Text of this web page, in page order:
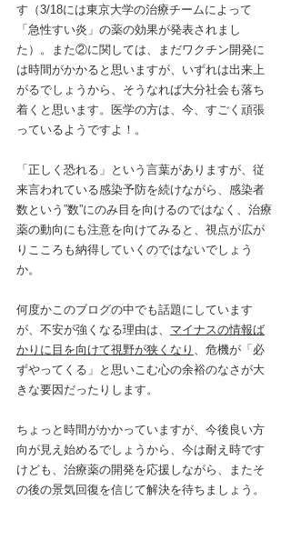
す（3/18には東京大学の治療チームによって
「急性すい炎」の薬の効果が発表されまし
た）。また②に関しては、まだワクチン開発に
は時間がかかると思いますが、いずれは出来上
がるでしょうから、そうなれば大分社会も落ち
着くと思います。医学の方は、今、すごく頑張
っているようですよ！。
「正しく恐れる」という言葉がありますが、従
来言われている感染予防を続けながら、感染者
数という”数”にのみ目を向けるのではなく、治療
薬の動向にも注意を向けてみると、視点が広が
りこころも納得していくのではないでしょう
か。
何度かこのブログの中でも話題にしています
が、不安が強くなる理由は、 マイナスの情報ば
かりに目を向けて視野が狭くなり 、危機が「必
ずやってくる」と思いこむ心の余裕のなさが大
きな要因だったりします。
ちょっと時間がかかっていますが、今後良い方
向が見え始めるでしょうから、今は耐え時です
けども、治療薬の開発を応援しながら、またそ
の後の景気回復を信じて解決を待ちましょう。